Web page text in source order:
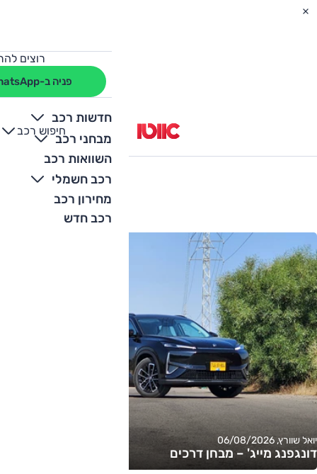
רוצים
פניה ב-WhatsApp
חדשות רכב
מבחני רכב
השוואות רכב
רכב חשמלי
מחירון רכב
רכב חדש
חיפוש רכב
+
-
המדריך לרכב הבא שלך
יואל שוורץ, 06/08/2026
דונגפנג מייג' – מבחן דרכים